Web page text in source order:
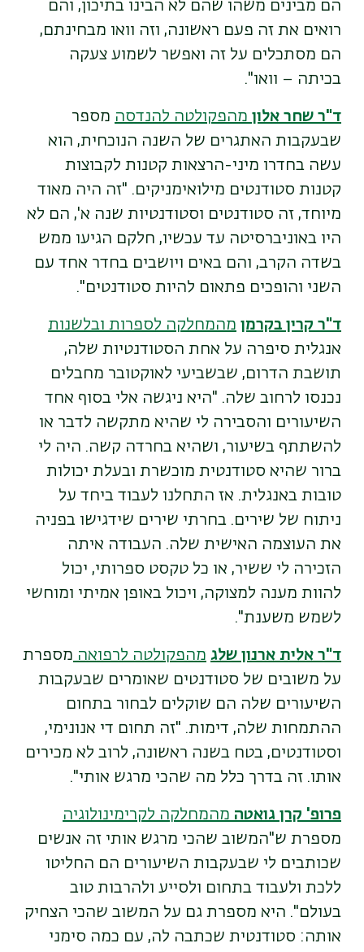
הם מבינים משהו שהם לא הבינו בתיכון, והם
רואים את זה פעם ראשונה, וזה וואו מבחינתם,
הם מסתכלים על זה ואפשר לשמוע צעקה
בכיתה – וואו".
ד"ר שחר אלון מהפקולטה להנדסה מספר
שבעקבות האתגרים של השנה הנוכחית, הוא
עשה בחדרו מיני-הרצאות קטנות לקבוצות
קטנות סטודנטים מילואימניקים. "זה היה מאוד
מיוחד, זה סטודנטים וסטודנטיות שנה א', הם לא
היו באוניברסיטה עד עכשיו, חלקם הגיעו ממש
בשדה הקרב, והם באים ויושבים בחדר אחד עם
השני והופכים פתאום להיות סטודנטים".
ד"ר קרין בקרמן מהמחלקה לספרות ובלשנות
אנגלית סיפרה על אחת הסטודנטיות שלה,
תושבת הדרום, שבשביעי לאוקטובר מחבלים
נכנסו לרחוב שלה. "היא ניגשה אלי בסוף אחד
השיעורים והסבירה לי שהיא מתקשה לדבר או
להשתתף בשיעור, ושהיא בחרדה קשה. היה לי
ברור שהיא סטודנטית מוכשרת ובעלת יכולות
טובות באנגלית. אז התחלנו לעבוד ביחד על
ניתוח של שירים. בחרתי שירים שידגישו בפניה
את העוצמה האישית שלה. העבודה איתה
הזכירה לי ששיר, או כל טקסט ספרותי, יכול
להוות מענה למצוקה, ויכול באופן אמיתי ומוחשי
לשמש משענת".
ד"ר אלית ארנון שלג מהפקולטה לרפואה מספרת
על משובים של סטודנטים שאומרים שבעקבות
השיעורים שלה הם שוקלים לבחור בתחום
ההתמחות שלה, דימות. "זה תחום די אנונימי,
וסטודנטים, בטח בשנה ראשונה, לרוב לא מכירים
אותו. זה בדרך כלל מה שהכי מרגש אותי".
פרופ' קרן גואטה מהמחלקה לקרימינולוגיה
מספרת ש"המשוב שהכי מרגש אותי זה אנשים
שכותבים לי שבעקבות השיעורים הם החליטו
ללכת ולעבוד בתחום ולסייע ולהרבות טוב
בעולם". היא מספרת גם על המשוב שהכי הצחיק
אותה: סטודנטית שכתבה לה, עם כמה סימני